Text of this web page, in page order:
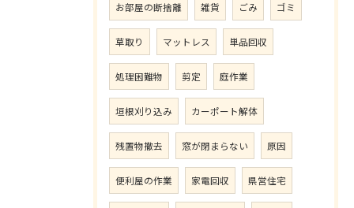
お部屋の断捨離 雑貨 ごみ ゴミ
草取り マットレス 単品回収
処理困難物 剪定 庭作業
垣根刈り込み カーポート解体
残置物撤去 窓が閉まらない 原因
便利屋の作業 家電回収 県営住宅